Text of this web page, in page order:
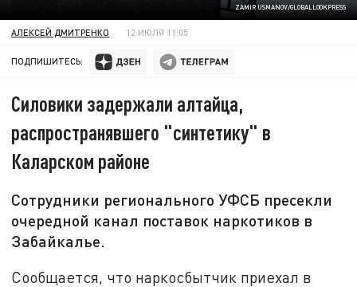
ZAMIR USMANOV/GLOBALLOOKPRESS
АЛЕКСЕЙ ДМИТРЕНКО 12 ИЮЛЯ 11:05
ПОДПИШИТЕСЬ:
Силовики задержали алтайца,
распространявшего "синтетику" в
Каларском районе
Сотрудники регионального УФСБ пресекли
очередной канал поставок наркотиков в
Забайкалье.
Сообщается, что наркосбытчик приехал в